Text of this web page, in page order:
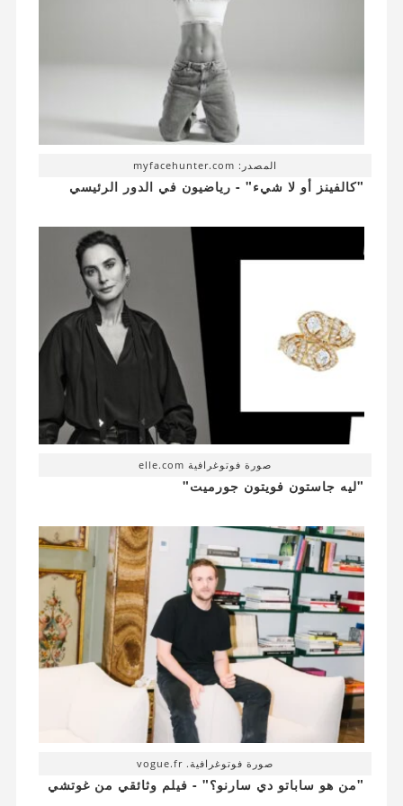
المصدر: myfacehunter.com
"كالفينز أو لا شيء" - رياضيون في الدور الرئيسي
صورة فوتوغرافية elle.com
"ليه جاستون فويتون جورميت"
صورة فوتوغرافية. vogue.fr
"من هو ساباتو دي سارنو؟" - فيلم وثائقي من غوتشي